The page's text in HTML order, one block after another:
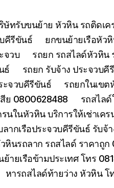
ษัทรับขนย้าย หัวหิน รถติดเ
คีรีขันธ์
ยกขนย้ายเรือหัว
จวบ
รถยก รถสไลด์หัวหิน
ธ์
รถยก รับจ้าง ประจวบ
ะจวบคีรีขันธ์
รถยกในเข
ย 0800628488
รถสไล
รนในหัวหิน บริการให้เช่าเ
ลากเรือประจวบคีรีขันธ์ รับ
หินรถลาก รถสไลด์ ราคาถูก
ายเรือข้ามประเทศ โทร
หารถสไลด์ท้ายว่าง หัวหิน